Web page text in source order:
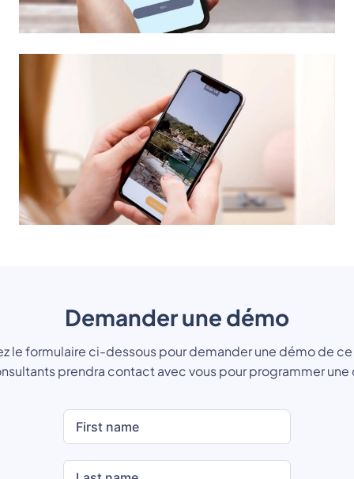
Demander une démo
le formulaire ci-dessous pour demander une démo de ce
prendra contact avec vous pour programmer